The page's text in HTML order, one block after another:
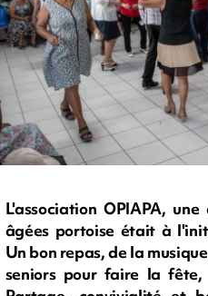
L'association OPIAPA,
âgées portoise était à
Un bon repas, de la
seniors pour faire la